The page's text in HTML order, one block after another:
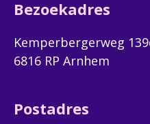
Bezoekadres
Kemperbergerweg
6816 RP Arnhem
Postadres